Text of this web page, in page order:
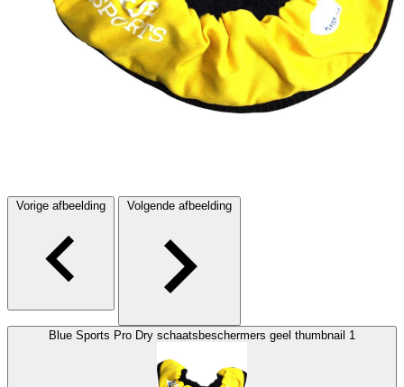
Vorige afbeelding Volgende afbeelding
Blue Sports Pro Dry schaatsbeschermers geel thumbnail 1